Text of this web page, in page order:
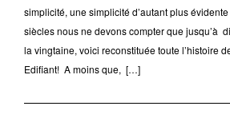
simplicité, une simplicité d’autant plus
siècles nous ne devons compter que jusqu’à
la vingtaine, voici reconstituée toute l’histoire
Edifiant! A moins que, […]